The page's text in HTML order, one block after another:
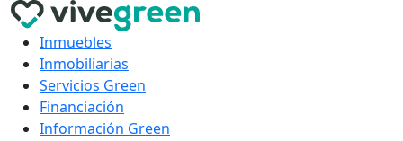
Inmuebles
Inmobiliarias
Servicios Green
Financiación
Información Green